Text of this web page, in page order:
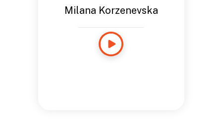
Milana Korzenevska